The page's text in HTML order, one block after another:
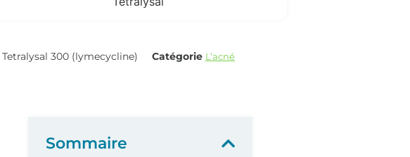
Tetralysal 300 (lymecycline) Catégorie L’acné
Sommaire